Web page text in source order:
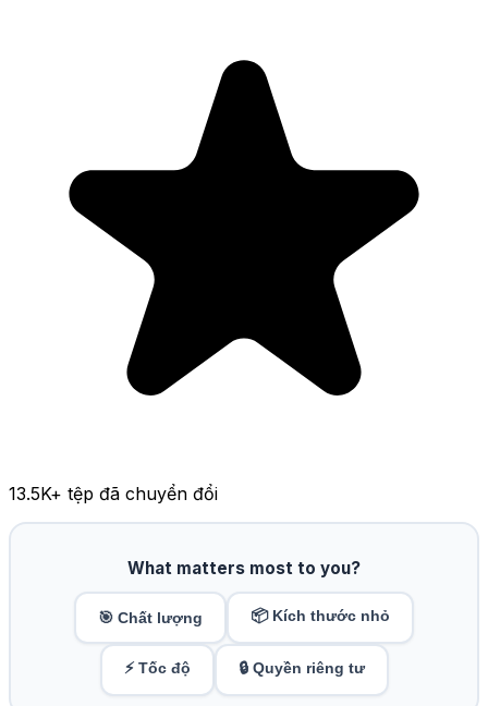
13.5K+ tệp đã chuyển đổi
What matters most to you?
🎯 Chất lượng 📦 Kích thước nhỏ
⚡ Tốc độ 🔒 Quyền riêng tư